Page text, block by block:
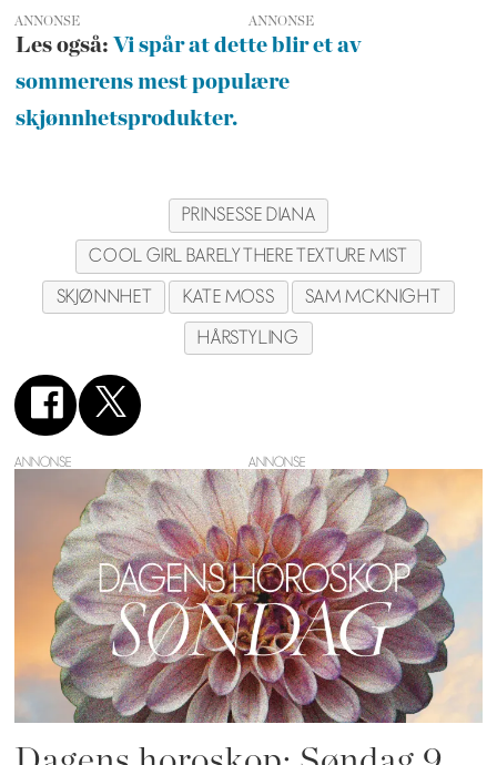
ANNONSE
Les også: Vi spår at dette blir et av
sommerens mest populære
skjønnhetsprodukter.
PRINSESSE DIANA
COOL GIRL BARELY THERE TEXTURE MIST
SKJØNNHET
KATE MOSS
SAM MCKNIGHT
HÅRSTYLING
ANNONSE